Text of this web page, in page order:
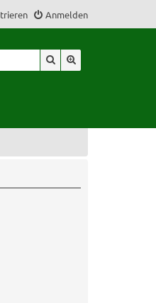
Anmelden
Suche